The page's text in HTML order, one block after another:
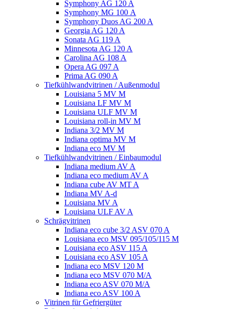
Symphony AG 120 A
Symphony MG 100 А
Symphony Duos AG 200 A
Georgia AG 120 A
Sonata AG 119 A
Minnesota AG 120 A
Carolina AG 108 A
Opera AG 097 A
Prima AG 090 A
Tiefkühlwandvitrinen / Außenmodul
Louisiana 5 MV M
Louisiana LF MV M
Louisiana ULF MV M
Louisiana roll-in MV M
Indiana 3/2 MV M
Indiana optima MV M
Indiana eco MV M
Tiefkühlwandvitrinen / Einbaumodul
Indiana medium AV A
Indiana eco medium AV A
Indiana cube AV MT A
Indiana MV A-d
Louisiana MV A
Louisiana ULF AV A
Schrägvitrinen
Indiana eco cube 3/2 ASV 070 A
Louisiana eco MSV 095/105/115 M
Louisiana eco ASV 115 A
Louisiana eco ASV 105 A
Indiana eco MSV 120 M
Indiana eco MSV 070 M/A
Indiana eco ASV 070 M/A
Indiana eco ASV 100 A
Vitrinen für Gefriergüter